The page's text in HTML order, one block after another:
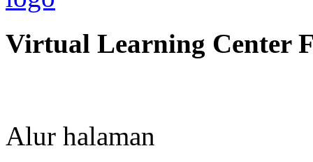
Virtual Learning Center
Alur halaman